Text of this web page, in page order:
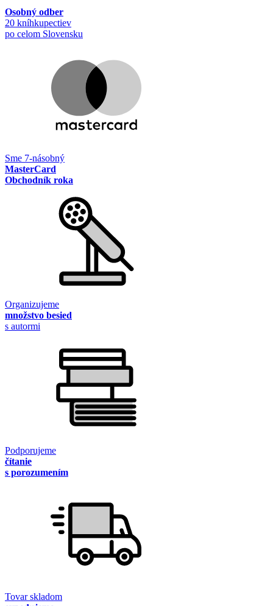
Osobný odber
20 kníhkupectiev
po celom Slovensku
Sme 7-násobný
MasterCard
Obchodník roka
Organizujeme
množstvo besied
s autormi
Podporujeme
čítanie
s porozumením
Tovar skladom